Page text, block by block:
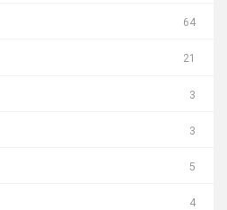
64
21
3
3
5
4